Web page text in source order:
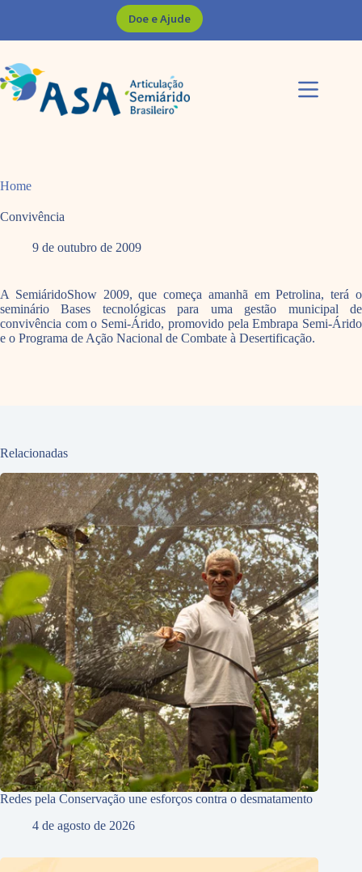
Doe e Ajude
Home
Convivência
9 de outubro de 2009
A SemiáridoShow 2009, que começa amanhã em Petrolina, terá o
seminário Bases tecnológicas para uma gestão municipal de
convivência com o Semi-Árido, promovido pela Embrapa Semi-Árido
e o Programa de Ação Nacional de Combate à Desertificação.
Relacionadas
Redes pela Conservação une esforços contra o desmatamento
4 de agosto de 2026